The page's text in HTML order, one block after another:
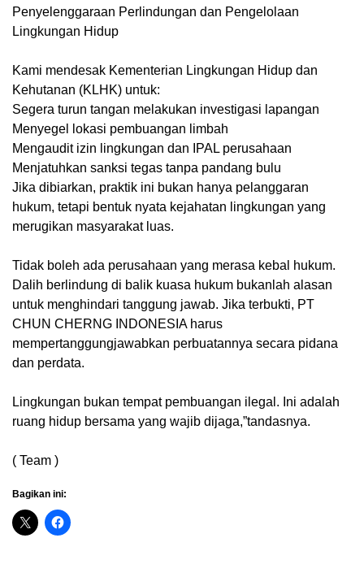
Penyelenggaraan Perlindungan dan Pengelolaan
Lingkungan Hidup
Kami mendesak Kementerian Lingkungan Hidup dan
Kehutanan (KLHK) untuk:
Segera turun tangan melakukan investigasi lapangan
Menyegel lokasi pembuangan limbah
Mengaudit izin lingkungan dan IPAL perusahaan
Menjatuhkan sanksi tegas tanpa pandang bulu
Jika dibiarkan, praktik ini bukan hanya pelanggaran
hukum, tetapi bentuk nyata kejahatan lingkungan yang
merugikan masyarakat luas.
Tidak boleh ada perusahaan yang merasa kebal hukum.
Dalih berlindung di balik kuasa hukum bukanlah alasan
untuk menghindari tanggung jawab. Jika terbukti, PT
CHUN CHERNG INDONESIA harus
mempertanggungjawabkan perbuatannya secara pidana
dan perdata.
Lingkungan bukan tempat pembuangan ilegal. Ini adalah
ruang hidup bersama yang wajib dijaga,”tandasnya.
( Team )
Bagikan ini: